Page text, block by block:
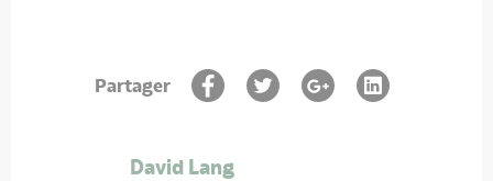
Partager
David Lang